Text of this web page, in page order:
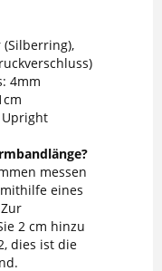
4mm
messen
eines
2 cm hinzu
dies ist die